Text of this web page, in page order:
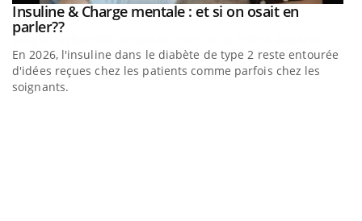
Youtube
Insuline & Charge mentale : et si on osait en
parler??Youtube
En 2026, l'insuline dans le diabète de type 2 reste entourée
d'idées reçues chez les patients comme parfois chez les
soignants.